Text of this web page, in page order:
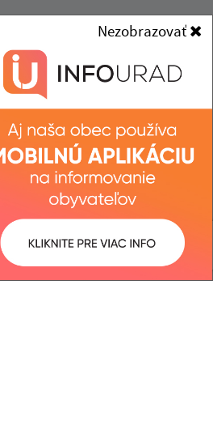
Nezobrazovať
Správca obsahu: